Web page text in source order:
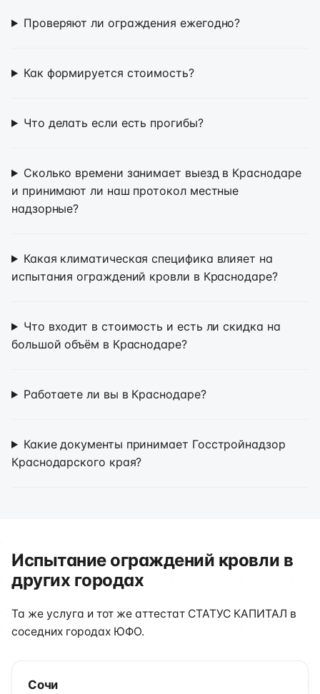
Проверяют ли ограждения ежегодно?
Как формируется стоимость?
Что делать если есть прогибы?
Сколько времени занимает выезд в Краснодаре
и принимают ли наш протокол местные
надзорные?
Какая климатическая специфика влияет на
испытания ограждений кровли в Краснодаре?
Что входит в стоимость и есть ли скидка на
большой объём в Краснодаре?
Работаете ли вы в Краснодаре?
Какие документы принимает Госстройнадзор
Краснодарского края?
Испытание ограждений кровли в
других городах
Та же услуга и тот же аттестат СТАТУС КАПИТАЛ в
соседних городах ЮФО.
Сочи